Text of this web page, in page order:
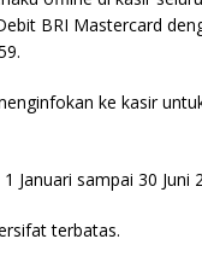
BRI Mastercard
ke kasir
Januari sampai 30 Juni
terbatas.